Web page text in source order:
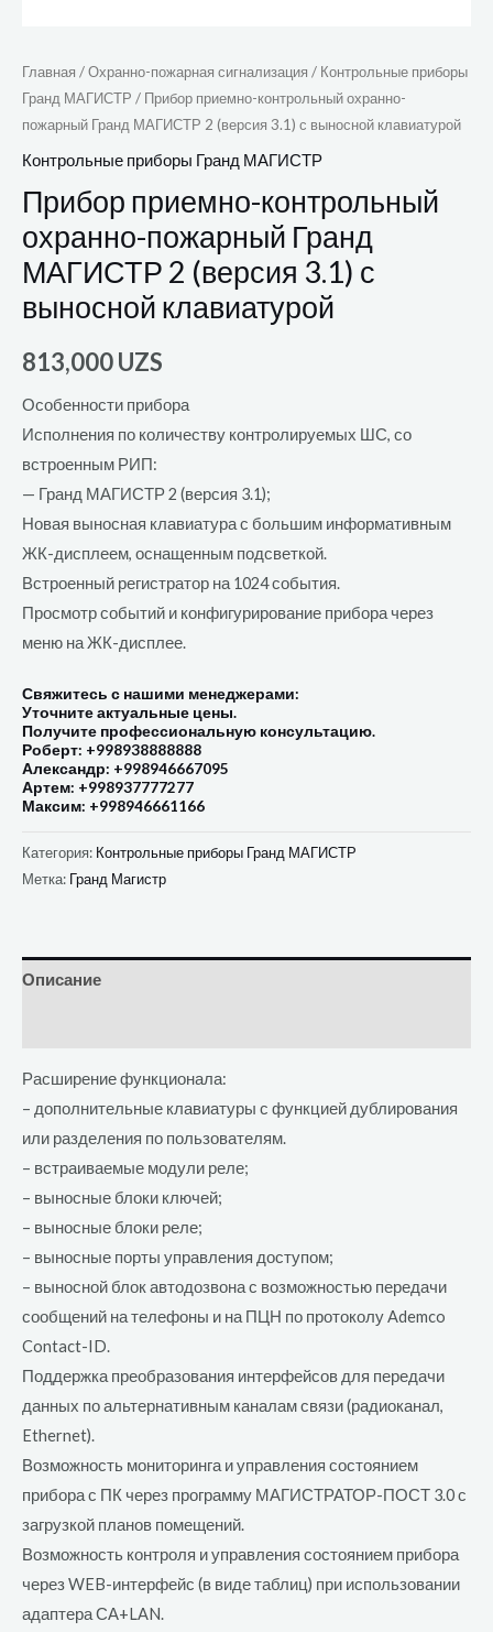
Главная /Охранно-пожарная сигнализация / Контрольные приборы
Гранд МАГИСТР / Прибор приемно-контрольный охранно-
пожарный Гранд МАГИСТР 2 (версия 3.1) с выносной клавиатурой
Контрольные приборы Гранд МАГИСТР
Прибор приемно-контрольный
охранно-пожарный Гранд
МАГИСТР 2 (версия 3.1) с
выносной клавиатурой
813,000UZS
Особенности прибора
Исполнения по количеству контролируемых ШС, со
встроенным РИП:
— Гранд МАГИСТР 2 (версия 3.1);
Новая выносная клавиатура с большим информативным
ЖК-дисплеем, оснащенным подсветкой.
Встроенный регистратор на 1024 события.
Просмотр событий и конфигурирование прибора через
меню на ЖК-дисплее.
Свяжитесь с нашими менеджерами:
Уточните актуальные цены.
Получите профессиональную консультацию.
Роберт: +998938888888
Александр: +998946667095
Артем: +998937777277
Максим: +998946661166
Категория: Контрольные приборы Гранд МАГИСТР
Метка: Гранд Магистр
Описание
Расширение функционала:
– дополнительные клавиатуры с функцией дублирования
или разделения по пользователям.
– встраиваемые модули реле;
– выносные блоки ключей;
– выносные блоки реле;
– выносные порты управления доступом;
– выносной блок автодозвона с возможностью передачи
сообщений на телефоны и на ПЦН по протоколу Ademco
Contact-ID.
Поддержка преобразования интерфейсов для передачи
данных по альтернативным каналам связи (радиоканал,
Ethernet).
Возможность мониторинга и управления состоянием
прибора с ПК через программу МАГИСТРАТОР-ПОСТ 3.0 с
загрузкой планов помещений.
Возможность контроля и управления состоянием прибора
через WEB-интерфейс (в виде таблиц) при использовании
адаптера СА+LAN.